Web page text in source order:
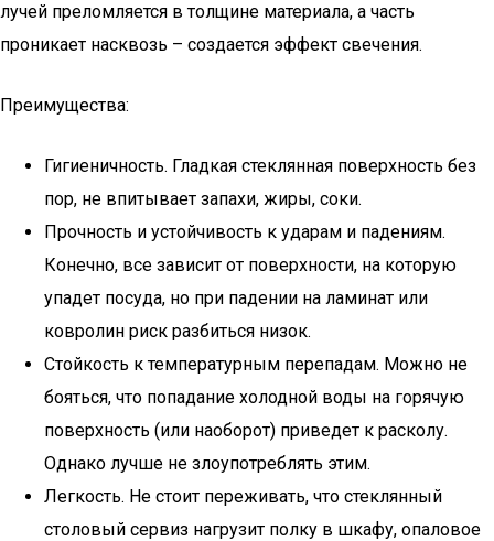
лучей преломляется в толщине материала, а часть
проникает насквозь – создается эффект свечения.
Преимущества:
Гигиеничность. Гладкая стеклянная поверхность без
пор, не впитывает запахи, жиры, соки.
Прочность и устойчивость к ударам и падениям.
Конечно, все зависит от поверхности, на которую
упадет посуда, но при падении на ламинат или
ковролин риск разбиться низок.
Стойкость к температурным перепадам. Можно не
бояться, что попадание холодной воды на горячую
поверхность (или наоборот) приведет к расколу.
Однако лучше не злоупотреблять этим.
Легкость. Не стоит переживать, что стеклянный
столовый сервиз нагрузит полку в шкафу, опаловое